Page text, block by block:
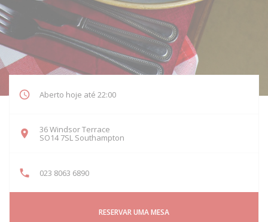
Aberto hoje até 22:00
36 Windsor Terrace
SO14 7SL Southampton
023 8063 6890
RESERVAR UMA MESA